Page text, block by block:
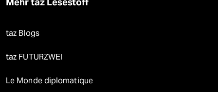
taz Blogs
taz FUTURZWEI
Le Monde diplomatique